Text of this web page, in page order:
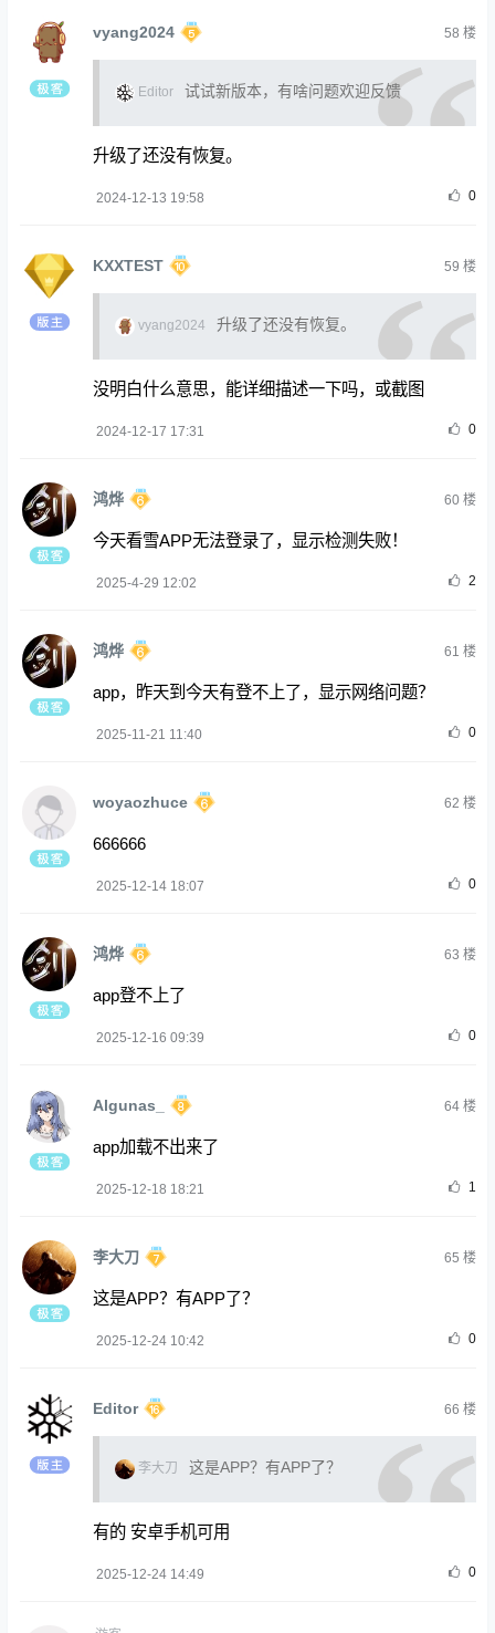
vyang2024 58 楼
Editor 试试新版本，有啥问题欢迎反馈
升级了还没有恢复。
2024-12-13 19:58 0
KXXTEST 59 楼
vyang2024 升级了还没有恢复。
没明白什么意思，能详细描述一下吗，或截图
2024-12-17 17:31 0
鸿烨 60楼
今天看雪APP无法登录了，显示检测失败！
2025-4-29 12:02 2
鸿烨 61 楼
app，昨天到今天有登不上了，显示网络问题？
2025-11-21 11:40 0
woyaozhuce 62 楼
666666
2025-12-14 18:07 0
鸿烨 63 楼
app登不上了
2025-12-16 09:39 0
Algunas_ 64楼
app加载不出来了
2025-12-18 18:21 1
李大刀 65 楼
这是APP？有APP了？
2025-12-24 10:42 0
Editor 66 楼
李大刀 这是APP？有APP了？
有的 安卓手机可用
2025-12-24 14:49 0